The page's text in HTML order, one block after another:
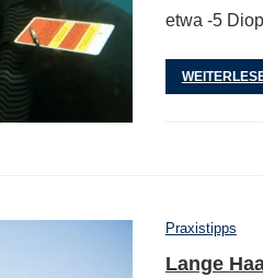
etwa -5
Praxistipps
Lange